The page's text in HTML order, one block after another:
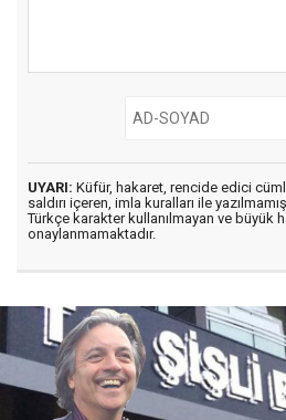
UYARI: Küfür, hakaret, rencide edici
saldırı içeren, imla kuralları ile
Türkçe karakter kullanılmayan ve büyük
onaylanmamaktadır.